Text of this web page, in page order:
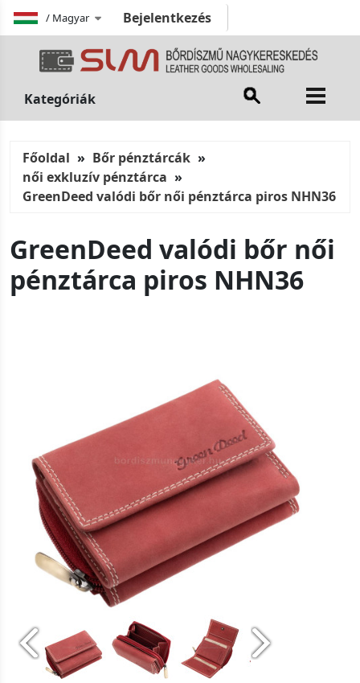
/ Magyar Bejelentkezés
Kategóriák
Főoldal
Bőr pénztárcák
női exkluzív pénztárca
GreenDeed valódi bőr női pénztárca piros NHN36
GreenDeed valódi bőr női
pénztárca piros NHN36